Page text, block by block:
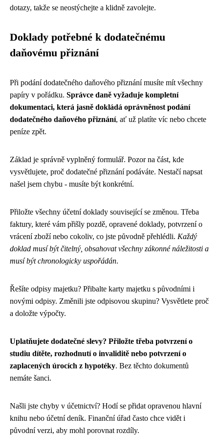
dotazy, takže se neostýchejte a klidně zavolejte.
Doklady potřebné k dodatečnému
daňovému přiznání
Při podání dodatečného daňového přiznání musíte mít všechny
papíry v pořádku. Správce daně vyžaduje kompletní
dokumentaci, která jasně dokládá oprávněnost podání
dodatečného daňového přiznání, ať už platíte víc nebo chcete
peníze zpět.
Základ je správně vyplněný formulář. Pozor na část, kde
vysvětlujete, proč dodatečné přiznání podáváte. Nestačí napsat
našel jsem chybu - musíte být konkrétní.
Přiložte všechny účetní doklady související se změnou. Třeba
faktury, které vám přišly pozdě, opravené doklady, potvrzení o
vrácení zboží nebo cokoliv, co jste původně přehlédli. Každý
doklad musí být čitelný, obsahovat všechny zákonné náležitosti a
musí být chronologicky uspořádán.
Řešíte odpisy majetku? Přibalte karty majetku s původními i
novými odpisy. Změnili jste odpisovou skupinu? Vysvětlete proč
a doložte výpočty.
Uplatňujete dodatečné slevy? Přiložte třeba potvrzení o
studiu dítěte, rozhodnutí o invaliditě nebo potvrzení o
zaplacených úrocích z hypotéky. Bez těchto dokumentů
nemáte šanci.
Našli jste chyby v účetnictví? Hodí se přidat opravenou hlavní
knihu nebo účetní deník. Finanční úřad často chce vidět i
původní verzi, aby mohl porovnat rozdíly.